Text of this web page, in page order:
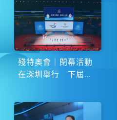
殘特奧會｜閉幕活動
在深圳舉行 下屆由